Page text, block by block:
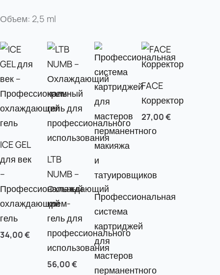
Объем: 2,5 ml
ICE GEL
для век
–
Профессиональный
охлаждающий
гель
34,00€
LTB
NUMB –
Охлаждающий
крем-
гель для
профессионального
использования
56,00€
Профессиональная
система
картриджей
для
мастеров
перманентного
FACE
Корректор
27,00€